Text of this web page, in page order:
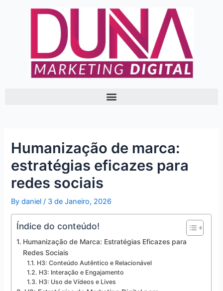
Humanização de marca:
estratégias eficazes para
redes sociais
Bydaniel / 3 de Janeiro, 2026
Índice do conteúdo!
Humanização de Marca: Estratégias Eficazes para
Redes Sociais
H3: Conteúdo Autêntico e Relacionável
H3: Interação e Engajamento
H3: Uso de Vídeos e Lives
navigation